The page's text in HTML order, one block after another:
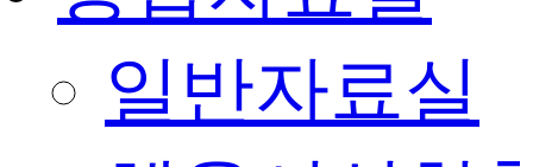
일반자료실